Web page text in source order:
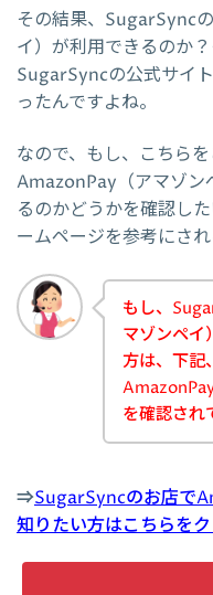
その結果、SugarSync
イ）が利用できるのか
SugarSyncの公式サイ
ったんですよね。
なので、もし、こちらを
AmazonPay（アマゾン
るのかどうかを確認し
ームページを参考にされ
もし、
マゾンペイ
方は、下記
を確認され
⇒SugarSyncのお店で
知りたい方はこちらを